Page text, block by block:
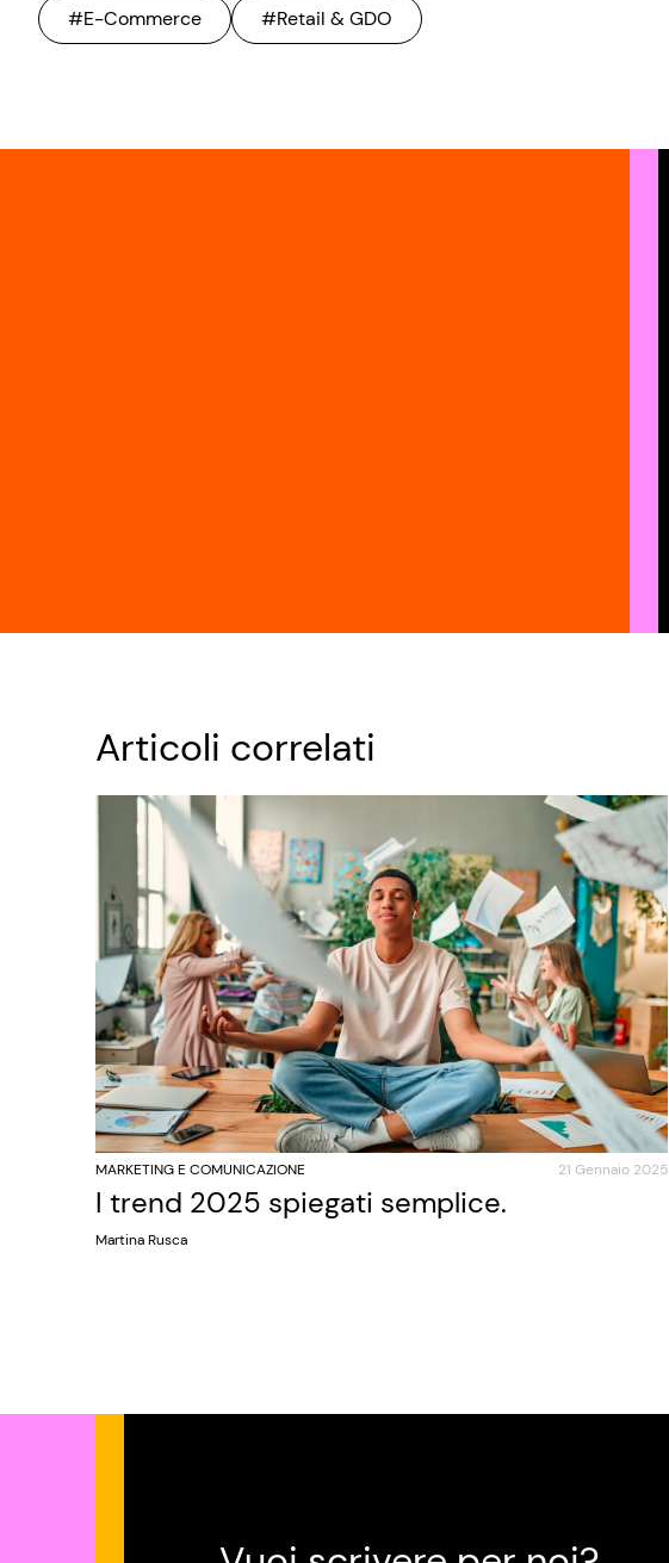
#E-Commerce #Retail & GDO
Articoli correlati
MARKETING E COMUNICAZIONE 21 Gennaio 2025
I trend 2025 spiegati semplice.
Martina Rusca